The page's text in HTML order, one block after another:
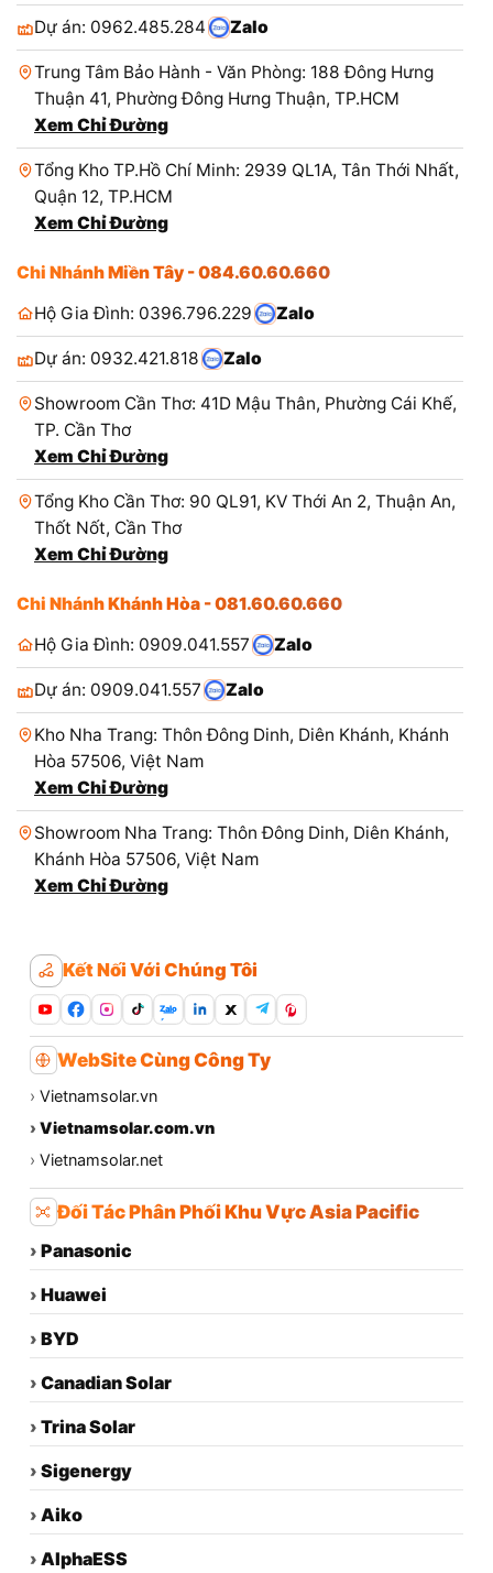
Dự án: 0962.485.284 Zalo
Trung Tâm Bảo Hành - Văn Phòng: 188 Đông Hưng
Thuận 41, Phường Đông Hưng Thuận, TP.HCM
Xem Chỉ Đường
Tổng Kho TP.Hồ Chí Minh: 2939 QL1A, Tân Thới Nhất,
Quận 12, TP.HCM
Xem Chỉ Đường
Chi Nhánh Miền Tây - 084.60.60.660
Hộ Gia Đình: 0396.796.229
Zalo
Dự án: 0932.421.818 Zalo
Showroom Cần Thơ: 41D Mậu Thân, Phường Cái Khế,
TP. Cần Thơ
Xem Chỉ Đường
Tổng Kho Cần Thơ: 90 QL91, KV Thới An 2, Thuận An,
Thốt Nốt, Cần Thơ
Xem Chỉ Đường
Chi Nhánh Khánh Hòa - 081.60.60.660
Hộ Gia Đình: 0909.041.557
Zalo
Dự án: 0909.041.557 Zalo
Kho Nha Trang: Thôn Đông Dinh, Diên Khánh, Khánh
Hòa 57506, Việt Nam
Xem Chỉ Đường
Showroom Nha Trang: Thôn Đông Dinh, Diên Khánh,
Khánh Hòa 57506, Việt Nam
Xem Chỉ Đường
Kết Nối Với Chúng Tôi
Zalo
WebSite Cùng Công Ty
› Vietnamsolar.vn
› Vietnamsolar.com.vn
› Vietnamsolar.net
Đối Tác Phân Phối Khu Vực Asia Pacific
› Panasonic
› Huawei
› BYD
› Canadian Solar
› Trina Solar
› Sigenergy
› Aiko
› AlphaESS